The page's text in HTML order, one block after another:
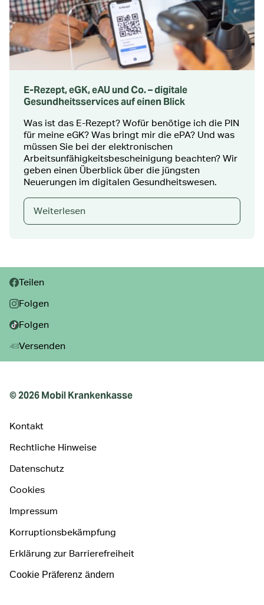
E-Rezept, eGK, eAU und Co. – digitale
Gesundheitsservices auf einen Blick
Was ist das E-Rezept? Wofür benötige ich die PIN
für meine eGK? Was bringt mir die ePA? Und was
müssen Sie bei der elektronischen
Arbeitsunfähigkeitsbescheinigung beachten? Wir
geben einen Überblick über die jüngsten
Neuerungen im digitalen Gesundheitswesen.
Weiterlesen
Teilen:
Teilen
Folgen
Folgen
Versenden
© 2026 Mobil Krankenkasse
Kontakt
Rechtliche Hinweise
Datenschutz
Cookies
Impressum
Korruptionsbekämpfung
Erklärung zur Barrierefreiheit
Cookie Präferenz ändern